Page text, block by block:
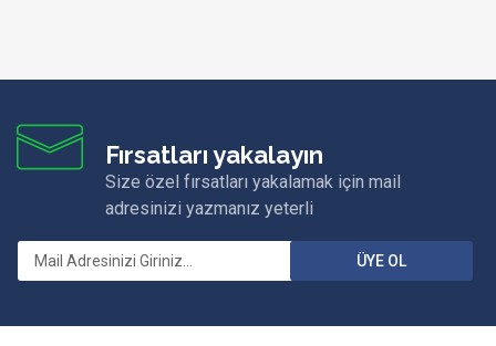
Fırsatları yakalayın
Size özel fırsatları yakalamak için mail
adresinizi yazmanız yeterli
ÜYE OL